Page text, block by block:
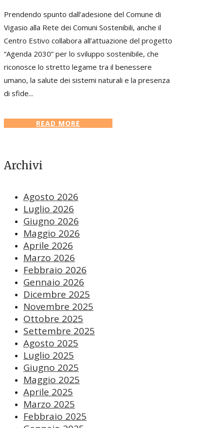
Prendendo spunto dall’adesione del Comune di
Vigasio alla Rete dei Comuni Sostenibili, anche il
Centro Estivo collabora all’attuazione del progetto
“Agenda 2030” per lo sviluppo sostenibile, che
riconosce lo stretto legame tra il benessere
umano, la salute dei sistemi naturali e la presenza
di sfide...
READ MORE
Archivi
Agosto 2026
Luglio 2026
Giugno 2026
Maggio 2026
Aprile 2026
Marzo 2026
Febbraio 2026
Gennaio 2026
Dicembre 2025
Novembre 2025
Ottobre 2025
Settembre 2025
Agosto 2025
Luglio 2025
Giugno 2025
Maggio 2025
Aprile 2025
Marzo 2025
Febbraio 2025